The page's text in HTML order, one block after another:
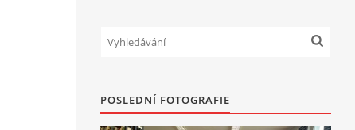
POSLEDNÍ FOTOGRAFIE